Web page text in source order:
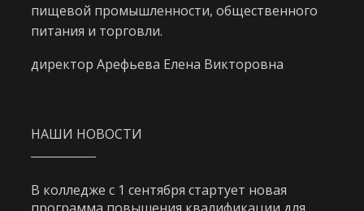
пищевой промышленности, общественного
питания и торговли.
директор Арефьева Елена Викторовна
НАШИ НОВОСТИ
В колледже с 1 сентября стартует новая